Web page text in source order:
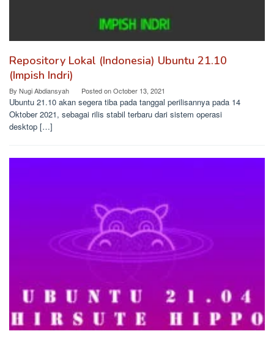
Repository Lokal (Indonesia) Ubuntu 21.10
(Impish Indri)
By Nugi Abdiansyah Posted onOctober 13, 2021
Ubuntu 21.10 akan segera tiba pada tanggal perilisannya pada 14
Oktober 2021, sebagai rilis stabil terbaru dari sistem operasi
desktop […]